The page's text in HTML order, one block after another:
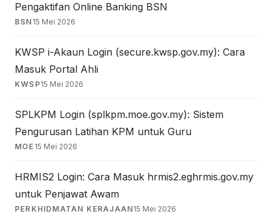
Pengaktifan Online Banking BSN
BSN 15 Mei 2026
KWSP i-Akaun Login (secure.kwsp.gov.my): Cara
Masuk Portal Ahli
KWSP15 Mei 2026
SPLKPM Login (splkpm.moe.gov.my): Sistem
Pengurusan Latihan KPM untuk Guru
MOE 15 Mei 2026
HRMIS2 Login: Cara Masuk hrmis2.eghrmis.gov.my
untuk Penjawat Awam
PERKHIDMATAN KERAJAAN15 Mei 2026